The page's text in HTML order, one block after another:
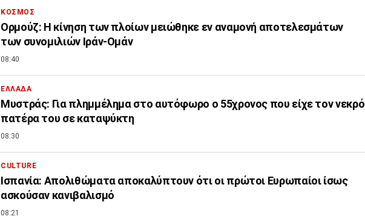
ΚΟΣΜΟΣ
Ορμούζ: Η κίνηση των πλοίων μειώθηκε εν αναμονή αποτελεσμάτων
των συνομιλιών Ιράν-Ομάν
08:40
ΕΛΛΑΔΑ
Μυστράς: Για πλημμέλημα στο αυτόφωρο ο 55χρονος που είχε τον νεκρό
πατέρα του σε καταψύκτη
08:30
CULTURE
Ισπανία: Απολιθώματα αποκαλύπτουν ότι οι πρώτοι Ευρωπαίοι ίσως
ασκούσαν κανιβαλισμό
08:21